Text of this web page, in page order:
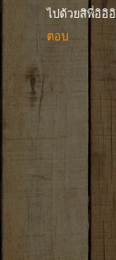
ไปด้วยสิพี่อิอิอิ
ตอบ